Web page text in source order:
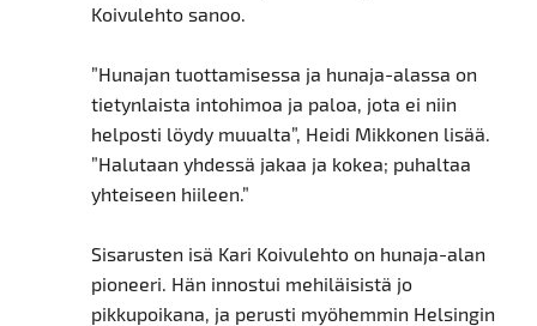
Koivulehto sanoo.
”Hunajan tuottamisessa ja hunaja-alassa on
tietynlaista intohimoa ja paloa, jota ei niin
helposti löydy muualta”, Heidi Mikkonen lisää.
”Halutaan yhdessä jakaa ja kokea; puhaltaa
yhteiseen hiileen.”
Sisarusten isä Kari Koivulehto on hunaja-alan
pioneeri. Hän innostui mehiläisistä jo
pikkupoikana, ja perusti myöhemmin Helsingin